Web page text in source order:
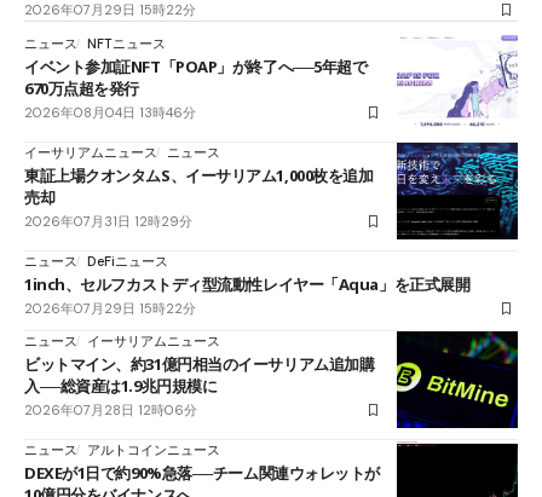
2026年07月29日 15時22分
ニュース NFTニュース
イベント参加証NFT「POAP」が終了へ──5年超で
670万点超を発行
2026年08月04日 13時46分
イーサリアムニュース ニュース
東証上場クオンタムS、イーサリアム1,000枚を追加
売却
2026年07月31日 12時29分
ニュース DeFiニュース
1inch、セルフカストディ型流動性レイヤー「Aqua」を正式展開
2026年07月29日 15時22分
ニュース
イーサリアムニュース
ビットマイン、約31億円相当のイーサリアム追加購
入──総資産は1.9兆円規模に
2026年07月28日 12時06分
ニュース アルトコインニュース
DEXEが1日で約90%急落──チーム関連ウォレットが